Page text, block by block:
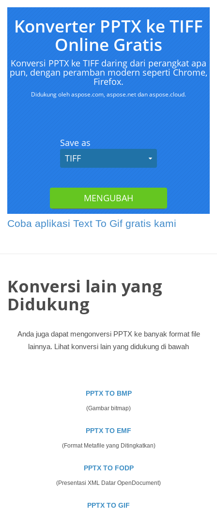
Coba aplikasi Text To Gif gratis kami
Konversi lain yang
Didukung
Anda juga dapat mengonversi PPTX ke banyak format file
lainnya. Lihat konversi lain yang didukung di bawah
PPTX TO BMP
(Gambar bitmap)
PPTX TO EMF
(Format Metafile yang Ditingkatkan)
PPTX TO FODP
(Presentasi XML Datar OpenDocument)
PPTX TO GIF